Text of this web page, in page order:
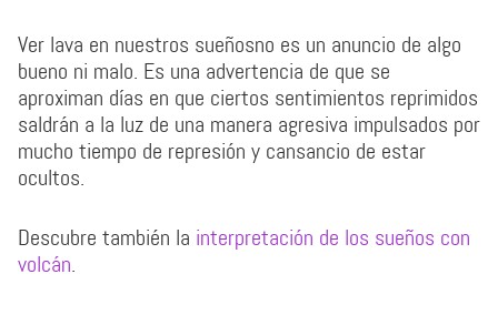
Ver lava en nuestros sueñosno es un anuncio de algo
bueno ni malo. Es una advertencia de que se
aproximan días en que ciertos sentimientos reprimidos
saldrán a la luz de una manera agresiva impulsados por
mucho tiempo de represión y cansancio de estar
ocultos.
Descubre también la interpretación de los sueños con
volcán.